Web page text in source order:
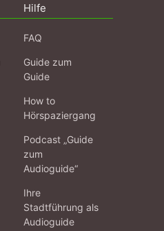
Hilfe
FAQ
Guide zum
Guide
How to
Hörspaziergang
Podcast „Guide
zum
Audioguide“
Ihre
Stadtführung als
Audioguide